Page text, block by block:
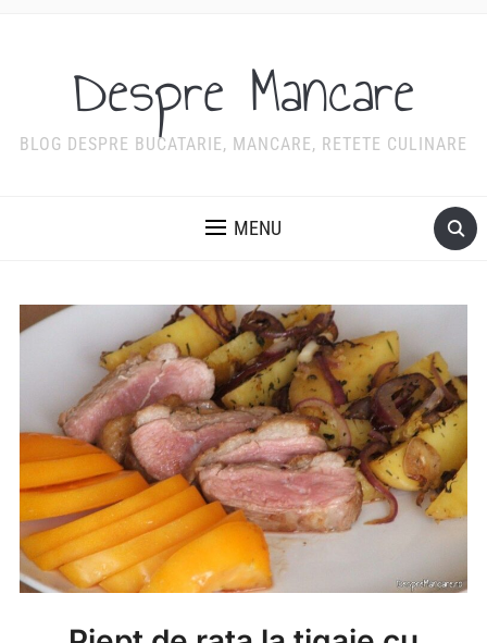
Despre Mancare
BLOG DESPRE BUCATARIE, MANCARE, RETETE CULINARE
MENU